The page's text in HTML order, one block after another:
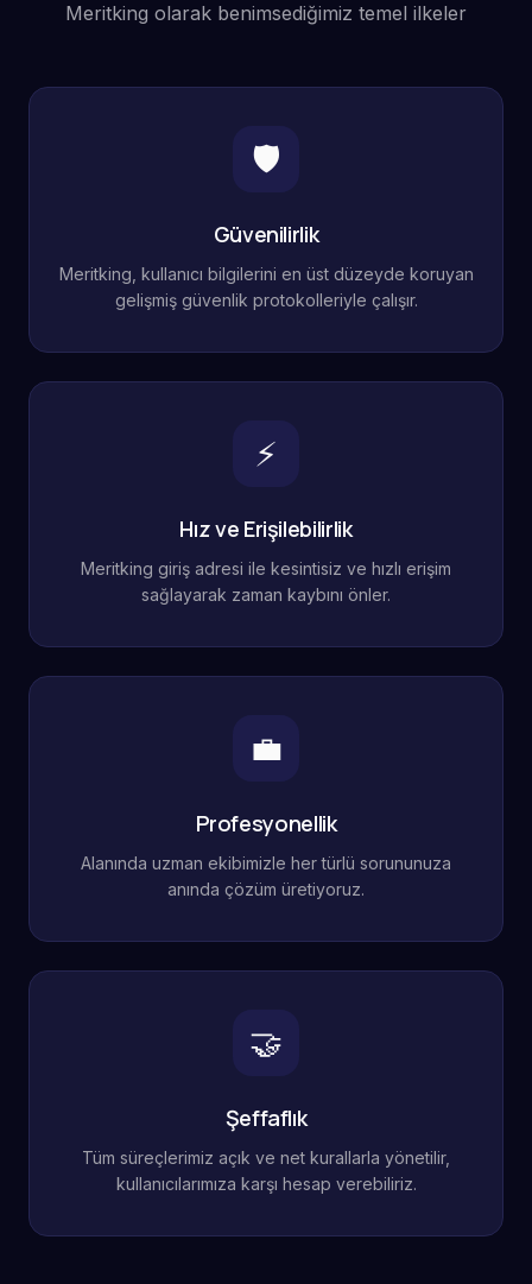
Meritking olarak benimsediğimiz temel ilkeler
🛡️
Güvenilirlik
Meritking, kullanıcı bilgilerini en üst düzeyde koruyan
gelişmiş güvenlik protokolleriyle çalışır.
⚡
Hız ve Erişilebilirlik
Meritking giriş adresi ile kesintisiz ve hızlı erişim
sağlayarak zaman kaybını önler.
💼
Profesyonellik
Alanında uzman ekibimizle her türlü sorununuza
anında çözüm üretiyoruz.
🤝
Şeffaflık
Tüm süreçlerimiz açık ve net kurallarla yönetilir,
kullanıcılarımıza karşı hesap verebiliriz.